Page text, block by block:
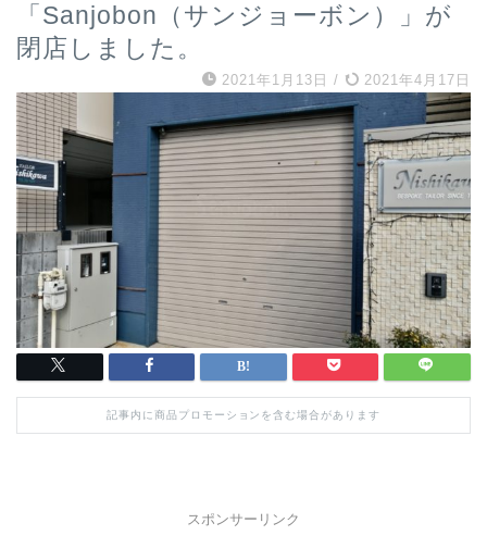
「Sanjobon（サンジョーボン）」が
閉店しました。
2021年1月13日 / 2021年4月17日
記事内に商品プロモーションを含む場合があります
スポンサーリンク